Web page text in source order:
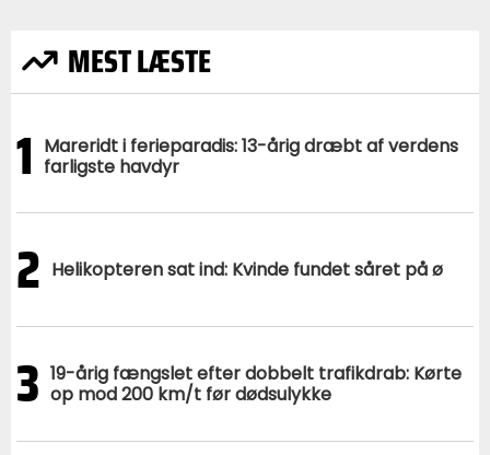
MEST LÆSTE
1 Mareridt i ferieparadis: 13-årig dræbt af verdens
farligste havdyr
2 Helikopteren sat ind: Kvinde fundet såret på ø
3 19-årig fængslet efter dobbelt trafikdrab: Kørte
op mod 200 km/t før dødsulykke